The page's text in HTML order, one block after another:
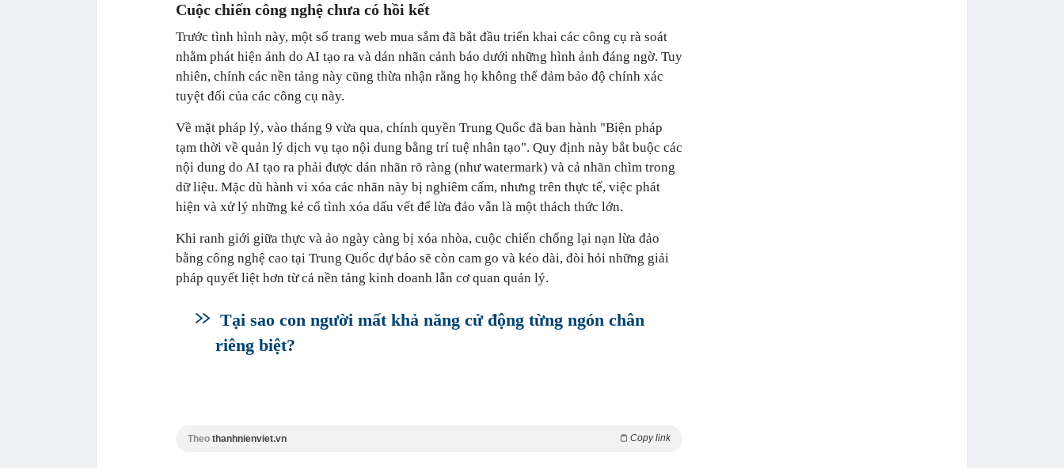
Cuộc chiến công nghệ chưa có hồi kết
Trước tình hình này, một số trang web mua sắm đã bắt đầu triển khai các công cụ rà soát
nhằm phát hiện ảnh do AI tạo ra và dán nhãn cảnh báo dưới những hình ảnh đáng ngờ. Tuy
nhiên, chính các nền tảng này cũng thừa nhận rằng họ không thể đảm bảo độ chính xác
tuyệt đối của các công cụ này.
Về mặt pháp lý, vào tháng 9 vừa qua, chính quyền Trung Quốc đã ban hành "Biện pháp
tạm thời về quản lý dịch vụ tạo nội dung bằng trí tuệ nhân tạo". Quy định này bắt buộc các
nội dung do AI tạo ra phải được dán nhãn rõ ràng (như watermark) và cả nhãn chìm trong
dữ liệu. Mặc dù hành vi xóa các nhãn này bị nghiêm cấm, nhưng trên thực tế, việc phát
hiện và xử lý những kẻ cố tình xóa dấu vết để lừa đảo vẫn là một thách thức lớn.
Khi ranh giới giữa thực và ảo ngày càng bị xóa nhòa, cuộc chiến chống lại nạn lừa đảo
bằng công nghệ cao tại Trung Quốc dự báo sẽ còn cam go và kéo dài, đòi hỏi những giải
pháp quyết liệt hơn từ cả nền tảng kinh doanh lẫn cơ quan quản lý.
Tại sao con người mất khả năng cử động từng ngón chân
riêng biệt?
Theo thanhnienviet.vn Copy link